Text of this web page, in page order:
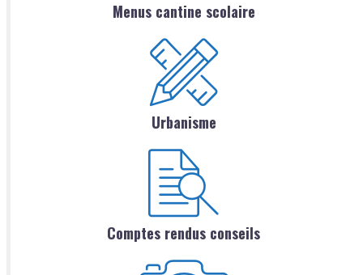
Menus cantine scolaire
Urbanisme
Comptes rendus conseils